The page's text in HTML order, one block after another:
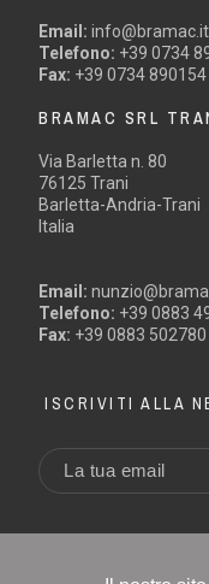
Email: info@bramac.it
Telefono: +39 0734
Fax: +39 0734 890154
BRAMAC SRL
Via Barletta n. 80
76125 Trani
Barletta-Andria-Trani
Italia
Email:
Telefono: +39 0883
Fax: +39 0883 502780
ISCRIVITI ALLA